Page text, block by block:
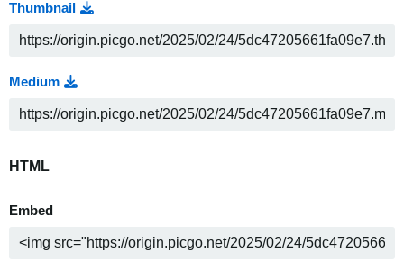
Thumbnail
Medium
HTML
Embed